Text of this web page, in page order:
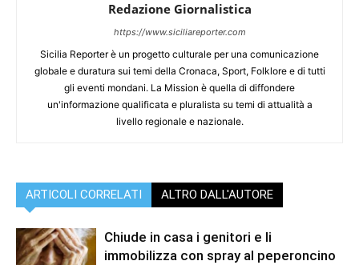
Redazione Giornalistica
https://www.siciliareporter.com
Sicilia Reporter è un progetto culturale per una comunicazione
globale e duratura sui temi della Cronaca, Sport, Folklore e di tutti
gli eventi mondani. La Mission è quella di diffondere
un'informazione qualificata e pluralista su temi di attualità a
livello regionale e nazionale.
ARTICOLI CORRELATI ALTRO DALL'AUTORE
Chiude in casa i genitori e li
immobilizza con spray al peperoncino